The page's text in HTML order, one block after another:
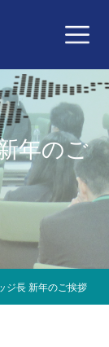
ジ長 新年のご挨拶
年のご